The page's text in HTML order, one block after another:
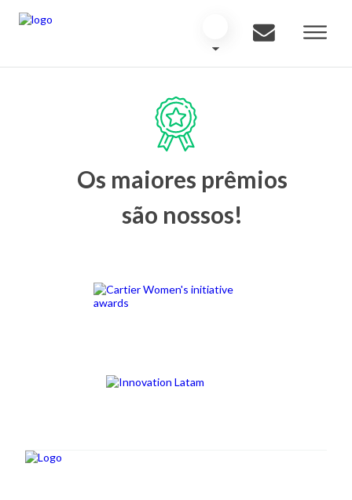
Os maiores prêmios
são nossos!